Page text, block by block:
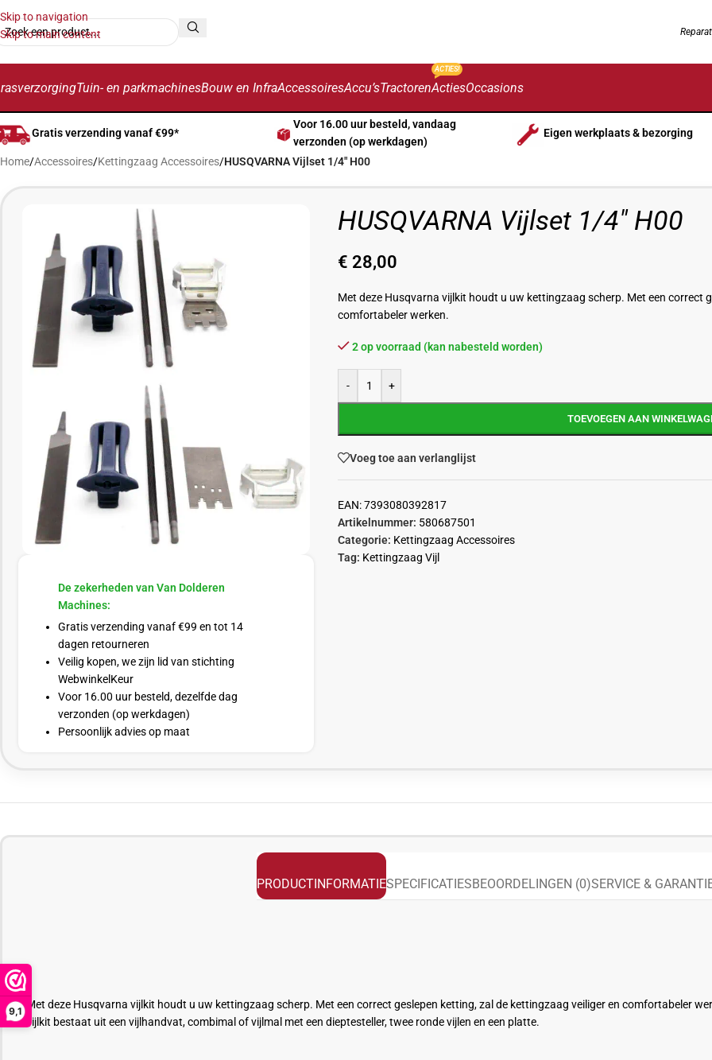
9,1
Skip to navigation
Skip to main content
Tuin- en parkmachinesBouw en InfraAccessoiresAccu’sTractorenActies
ACTIES!
Occasions
Gratis verzending vanaf €99*
Voor 16.00 uur besteld, vandaag
verzonden (op werkdagen)
Eigen werkplaats & bezorging
Home/Accessoires/Kettingzaag Accessoires/HUSQVARNA Vijlset 1/4″ H00
De zekerheden van Van Dolderen
Machines:
Gratis verzending vanaf €99 en tot 14
dagen retourneren
Veilig kopen, we zijn lid van stichting
WebwinkelKeur
Voor 16.00 uur besteld, dezelfde dag
verzonden (op werkdagen)
Persoonlijk advies op maat
HUSQVARNA Vijlset 1/4″ H00
€ 28,00
Met deze Husqvarna vijlkit houdt u uw kettingzaag scherp. Met een correct
comfortabeler werken.
2 op voorraad (kan nabesteld worden)
- +
TOEVOEGEN AAN
Voeg toe aan verlanglijst
EAN:7393080392817
Artikelnummer: 580687501
Categorie: Kettingzaag Accessoires
Tag: Kettingzaag Vijl
PRODUCTINFORMATIESPECIFICATIESBEOORDELINGEN (0)SERVICE &
Met deze Husqvarna vijlkit houdt u uw kettingzaag scherp. Met een correct geslepen ketting, zal de kettingzaag veiliger en comfortabeler
vijlkit bestaat uit een vijlhandvat, combimal ofvijlmal met een dieptesteller, twee ronde vijlen en een platte.